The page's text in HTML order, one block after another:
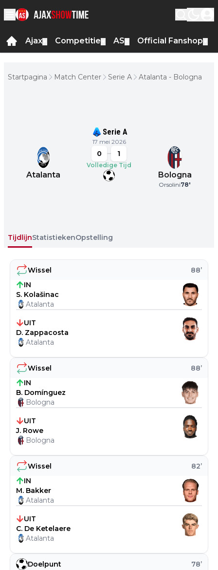
Ajax Competitie AS Official Fanshop
Startpagina Match Center Serie A Atalanta - Bologna
Serie A
17 mei 2026
Atalanta
0 1
Volledige Tijd
Bologna
Orsolini78'
TijdlijnStatistiekenOpstelling
Doelpunt 78’
Wissel 82’
IN
M. Bakker
Atalanta
UIT
C. De Ketelaere
Atalanta
Wissel 88’
IN
B. Domínguez
Bologna
UIT
J. Rowe
Bologna
Wissel 88’
IN
S. Kolašinac
Atalanta
UIT
D. Zappacosta
Atalanta